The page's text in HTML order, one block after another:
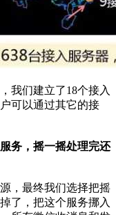
我们建立了18个接入
可以通过其它的接
务，摇一摇处理完还
，最终我们选择把摇
了，把这个服务挪入